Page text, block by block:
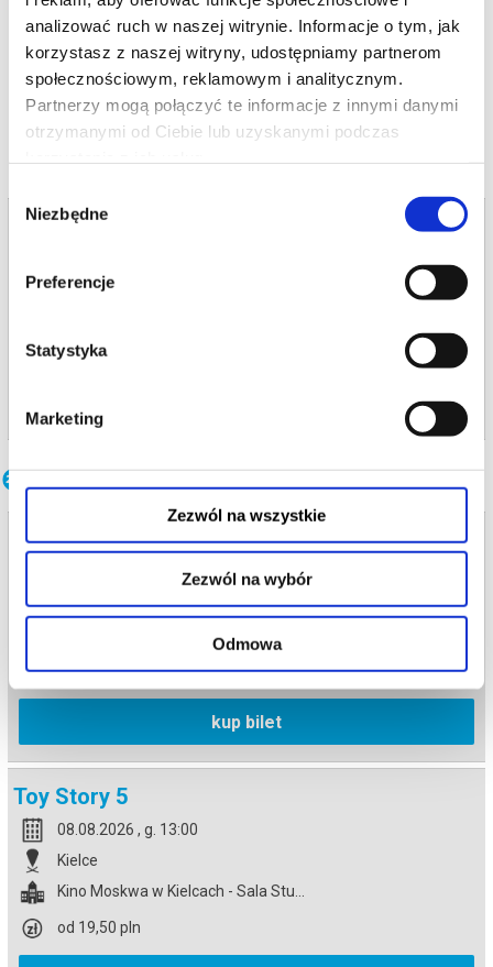
analizować ruch w naszej witrynie. Informacje o tym, jak
korzystasz z naszej witryny, udostępniamy partnerom
społecznościowym, reklamowym i analitycznym.
Partnerzy mogą połączyć te informacje z innymi danymi
otrzymanymi od Ciebie lub uzyskanymi podczas
zgody
Niezbędne
Preferencje
Statystyka
Marketing
Zezwól na wszystkie
Zezwól na wybór
Odmowa
Bezpieczne zakupy w Bilety24. W przypadku odwołania
wydarzenia, gwarantujemy automatyczny zwrot środków
potwierdzony komunikatem wysyłanym na adres e-mail, podany
podczas zakupu.
Bilety na termin:
17.06.2026 , g. 15:00
Kino Moskwa w Kielcach - Sala Duż...
Inne terminy
Toy Story 5
07.08.2026 , g. 13:00
Kielce
Kino Moskwa w Kielcach - Sala Stu...
od 19,50 pln
kup bilet
Toy Story 5
08.08.2026 , g. 13:00
Kielce
Kino Moskwa w Kielcach - Sala Stu...
od 19,50 pln